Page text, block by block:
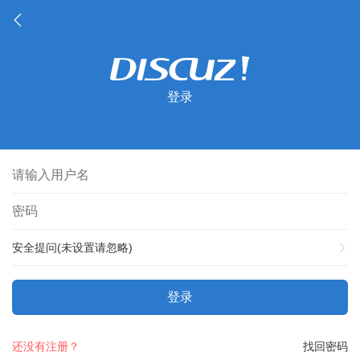
登录
安全提问(未设置请忽略)
登录
找回密码
还没有注册？